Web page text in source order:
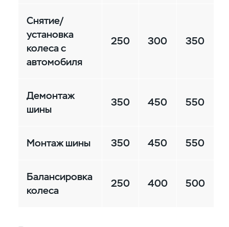
Снятие/
установка
колеса с
автомобиля
250 300 350
Демонтаж
шины
350 450 550
Монтаж шины 350 450 550
Балансировка
колеса
250 400 500